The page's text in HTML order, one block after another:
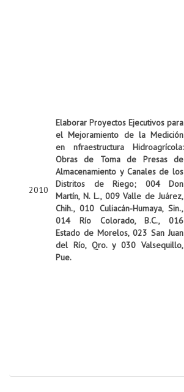
2010
Elaborar Proyectos Ejecutivos para
el Mejoramiento de la Medición
en nfraestructura Hidroagrícola:
Obras de Toma de Presas de
Almacenamiento y Canales de los
Distritos de Riego; 004 Don
Martín, N. L., 009 Valle de Juárez,
Chih., 010 Culiacán-Humaya, Sin.,
014 Río Colorado, B.C., 016
Estado de Morelos, 023 San Juan
del Río, Qro. y 030 Valsequillo,
Pue.